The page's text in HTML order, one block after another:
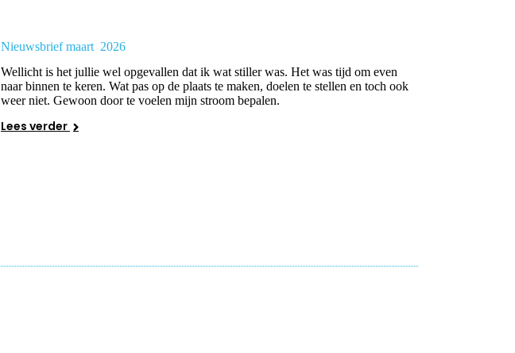
Nieuwsbrief maart 2026
Wellicht is het jullie wel opgevallen dat ik wat stiller was. Het was tijd om even
naar binnen te keren. Wat pas op de plaats te maken, doelen te stellen en toch ook
weer niet. Gewoon door te voelen mijn stroom bepalen.
Lees verder